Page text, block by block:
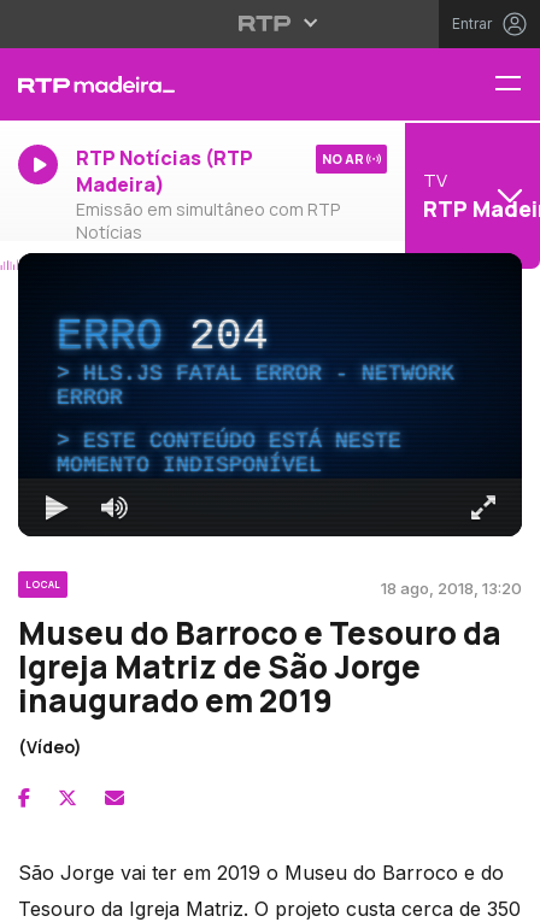
Entrar
RTP Notícias (RTP
Madeira)
Emissão em simultâneo com RTP
Notícias
NO AR
TV
RTP
ERRO204
HLS.JS FATAL ERROR - NETWORK
ERROR
ESTE CONTEÚDO ESTÁ NESTE
MOMENTO INDISPONÍVEL
LOCAL 18 ago, 2018, 13:20
Museu do Barroco e Tesouro da
Igreja Matriz de São Jorge
inaugurado em 2019
(Vídeo)
São Jorge vai ter em 2019 o Museu do Barroco e do
Tesouro da Igreja Matriz. O projeto custa cerca de 350